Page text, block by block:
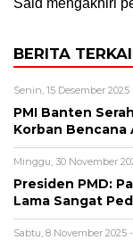
BERITA
Senin, 15 Desember 2025
PMI Banten
Korban Bencana
Minggu, 30 November
Presiden PMD:
Lama Sangat
Sabtu, 8 November 2025 -